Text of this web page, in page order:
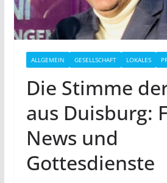
ALLGEMEIN GESELLSCHAFT LOKALES
Die Stimme
aus Duisburg:
News und
Gottesdienste